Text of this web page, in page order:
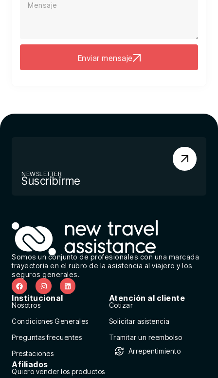
Enviar mensaje
NEWSLETTER
Suscribirme
Somos un conjunto de profesionales con una marcada
trayectoria en el rubro de la asistencia al viajero y los
seguros generales.
Institucional
Nosotros
Condiciones Generales
Preguntas frecuentes
Prestaciones
Atención al cliente
Cotizar
Solicitar asistencia
Tramitar un reembolso
Arrepentimiento
Afiliados
Quiero vender los productos